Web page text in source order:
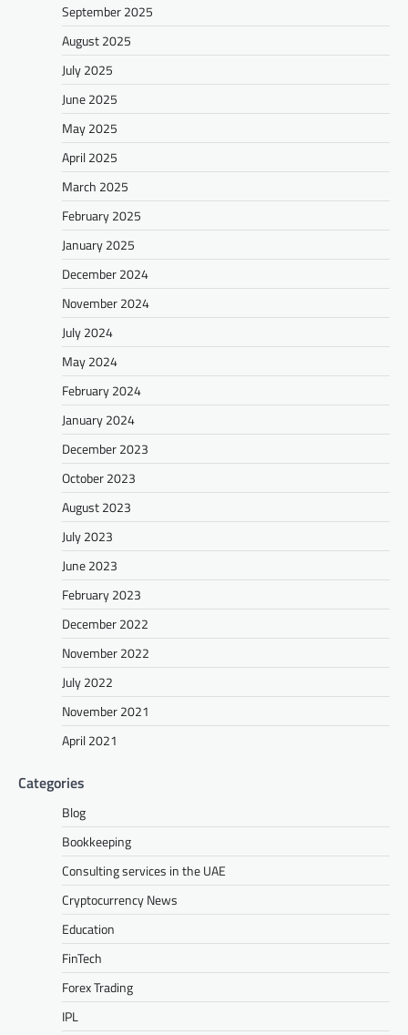
September 2025
August 2025
July 2025
June 2025
May 2025
April 2025
March 2025
February 2025
January 2025
December 2024
November 2024
July 2024
May 2024
February 2024
January 2024
December 2023
October 2023
August 2023
July 2023
June 2023
February 2023
December 2022
November 2022
July 2022
November 2021
April 2021
Categories
Blog
Bookkeeping
Consulting services in the UAE
Cryptocurrency News
Education
FinTech
Forex Trading
IPL